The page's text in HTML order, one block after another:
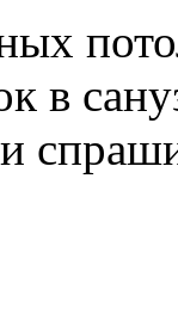
в